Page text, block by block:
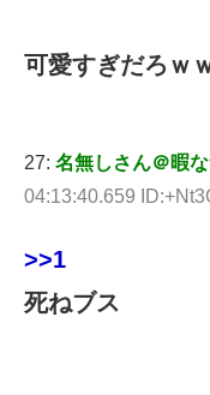
可愛すぎだろｗ
27: 名無しさん＠暇
04:13:40.659
>>1
死ねブス